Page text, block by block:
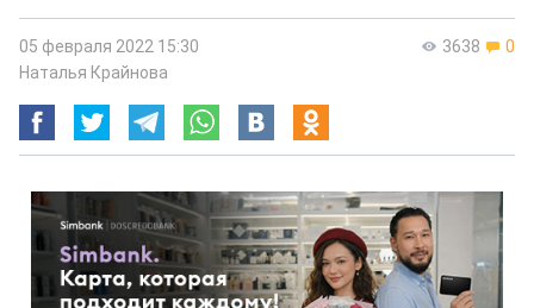
3638 0
05 февраля 2022 15:30
Наталья Крайнова